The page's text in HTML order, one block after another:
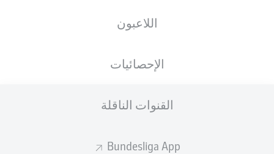
اللاعبون
الإحصائيات
القنوات الناقلة
Bundesliga App
23.03.2001